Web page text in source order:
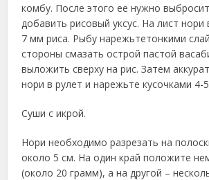
комбу. После этого ее нужно
добавить рисовый уксус. На лист
7 мм риса. Рыбу нарежьтетонкими
стороны смазать острой пастой
выложить сверху на рис. Затем
нори в рулет и нарежьте кусочками 4-
Суши с икрой.
Нори необходимо разрезать на
около 5 см. На один край положите
(около 20 грамм), а на другой –